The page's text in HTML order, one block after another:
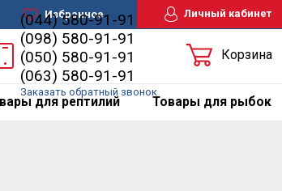
Избранное Личный кабинет
(044) 580-91-91
(098) 580-91-91
(050) 580-91-91
(063) 580-91-91
Заказать обратный звонок
Корзина
для рептилий Товары для рыбок